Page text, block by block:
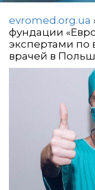
evromed.org.ua
фундации
экспертами по
врачей в